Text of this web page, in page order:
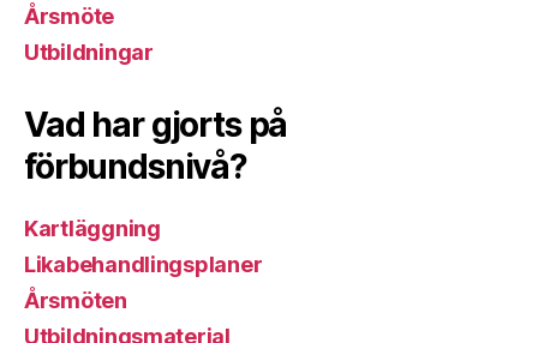
Årsmöte
Utbildningar
Vad har gjorts på
förbundsnivå?
Kartläggning
Likabehandlingsplaner
Årsmöten
Utbildningsmaterial